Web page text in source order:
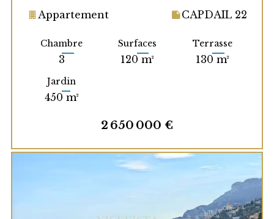
Appartement CAPDAIL 22
Chambre
3
Surfaces
120 m²
Terrasse
130 m²
Jardin
450 m²
2 650 000 €